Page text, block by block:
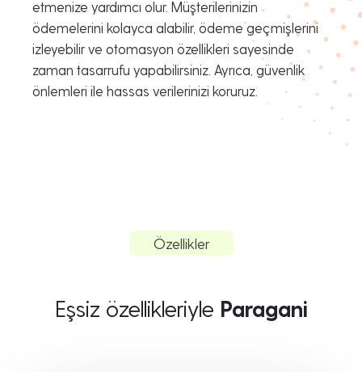
etmenize yardımcı olur. Müşterilerinizin
ödemelerini kolayca alabilir, ödeme geçmişlerini
izleyebilir ve otomasyon özellikleri sayesinde
zaman tasarrufu yapabilirsiniz. Ayrıca, güvenlik
önlemleri ile hassas verilerinizi koruruz.
Özellikler
Eşsiz özellikleriyle Paragani